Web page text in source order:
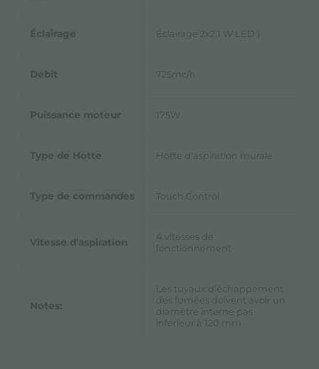
Éclairage Éclairage 2x2.1 W LED )
Débit 725mc/h
Puissance moteur 175W
Type de Hotte Hotte d'aspiration murale
Type de commandes Touch Control
Vitesse d'aspiration
4 vitesses de
fonctionnement
Notes:
Les tuyaux d’échappement
des fumées doivent avoir un
diamètre interne pas
inférieur à 120 mm